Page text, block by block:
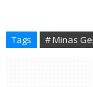
Tags # Minas